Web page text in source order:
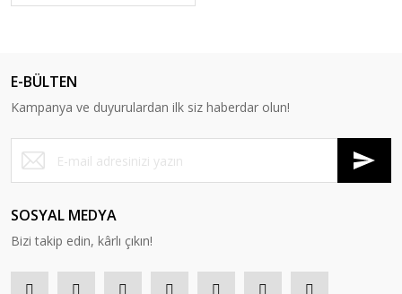
E-BÜLTEN
Kampanya ve duyurulardan ilk siz haberdar olun!
SOSYAL MEDYA
Bizi takip edin, kârlı çıkın!